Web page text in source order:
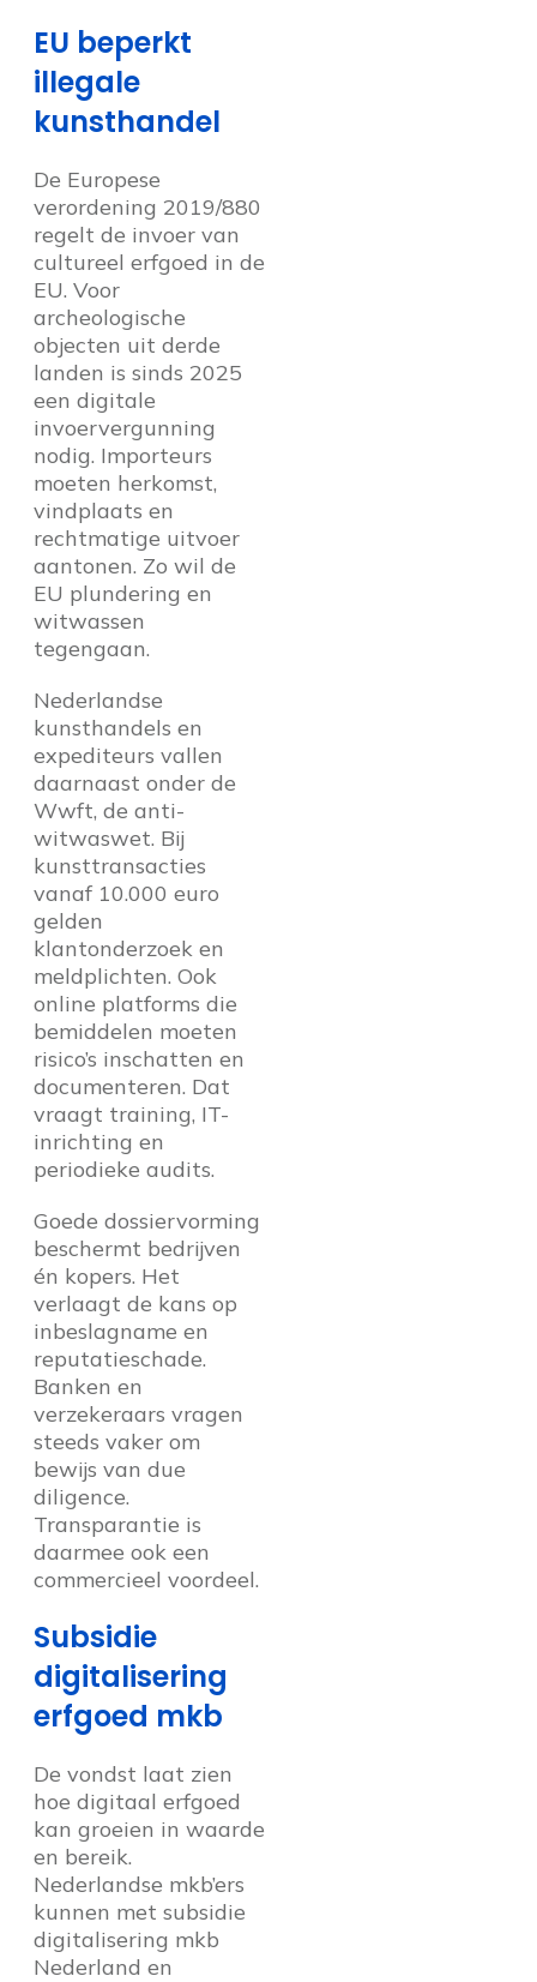
EU beperkt
illegale
kunsthandel
De Europese
verordening 2019/880
regelt de invoer van
cultureel erfgoed in de
EU. Voor
archeologische
objecten uit derde
landen is sinds 2025
een digitale
invoervergunning
nodig. Importeurs
moeten herkomst,
vindplaats en
rechtmatige uitvoer
aantonen. Zo wil de
EU plundering en
witwassen
tegengaan.
Nederlandse
kunsthandels en
expediteurs vallen
daarnaast onder de
Wwft, de anti-
witwaswet. Bij
kunsttransacties
vanaf 10.000 euro
gelden
klantonderzoek en
meldplichten. Ook
online platforms die
bemiddelen moeten
risico’s inschatten en
documenteren. Dat
vraagt training, IT-
inrichting en
periodieke audits.
Goede dossiervorming
beschermt bedrijven
én kopers. Het
verlaagt de kans op
inbeslagname en
reputatieschade.
Banken en
verzekeraars vragen
steeds vaker om
bewijs van due
diligence.
Transparantie is
daarmee ook een
commercieel voordeel.
Subsidie
digitalisering
erfgoed mkb
De vondst laat zien
hoe digitaal erfgoed
kan groeien in waarde
en bereik.
Nederlandse mkb’ers
kunnen met subsidie
digitalisering mkb
Nederland en